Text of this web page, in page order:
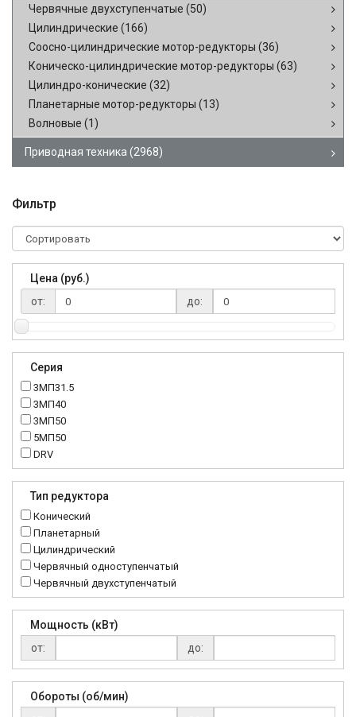
Червячные двухступенчатые (50)
Цилиндрические (166)
Соосно-цилиндрические мотор-редукторы (36)
Коническо-цилиндрические мотор-редукторы (63)
Цилиндро-конические (32)
Планетарные мотор-редукторы (13)
Волновые (1)
Приводная техника (2968)
Фильтр
Цена (руб.)
от:
до:
Серия
3МП31.5
3МП40
3МП50
5МП50
DRV
K..DR
MTC
NMRV
RC
Тип редуктора
Конический
Планетарный
Цилиндрический
Червячный одноступенчатый
Червячный двухступенчатый
Мощность (кВт)
от:
до:
Обороты (об/мин)